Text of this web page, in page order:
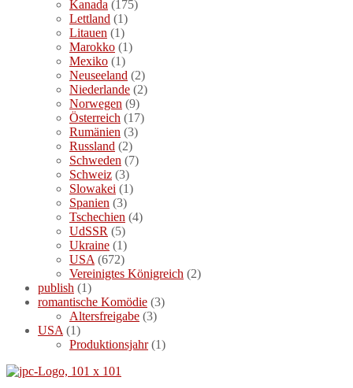
Kanada (175)
Lettland (1)
Litauen (1)
Marokko (1)
Mexiko (1)
Neuseeland (2)
Niederlande (2)
Norwegen (9)
Österreich (17)
Rumänien (3)
Russland (2)
Schweden (7)
Schweiz (3)
Slowakei (1)
Spanien (3)
Tschechien (4)
UdSSR (5)
Ukraine (1)
USA (672)
Vereinigtes Königreich (2)
publish (1)
romantische Komödie (3)
Altersfreigabe (3)
USA (1)
Produktionsjahr(1)